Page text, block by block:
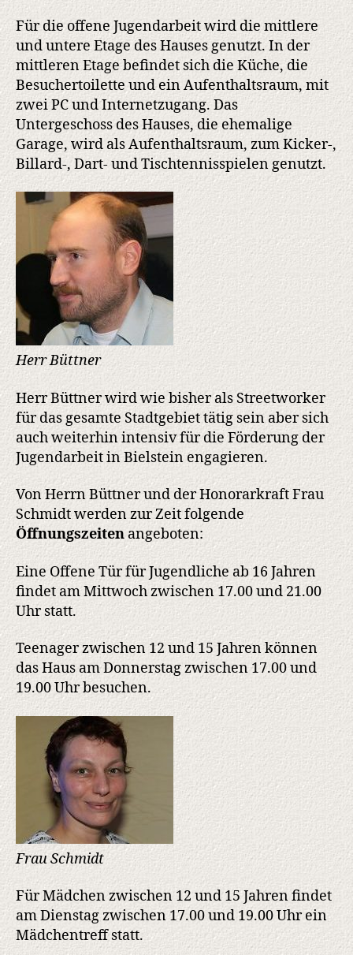
Für die offene Jugendarbeit wird die mittlere
und untere Etage des Hauses genutzt. In der
mittleren Etage befindet sich die Küche, die
Besuchertoilette und ein Aufenthaltsraum, mit
zwei PC und Internetzugang. Das
Untergeschoss des Hauses, die ehemalige
Garage, wird als Aufenthaltsraum, zum Kicker-,
Billard-, Dart- und Tischtennisspielen genutzt.
Herr Büttner
Herr Büttner wird wie bisher als Streetworker
für das gesamte Stadtgebiet tätig sein aber sich
auch weiterhin intensiv für die Förderung der
Jugendarbeit in Bielstein engagieren.
Von Herrn Büttner und der Honorarkraft Frau
Schmidt werden zur Zeit folgende
Öffnungszeiten angeboten:
Eine Offene Tür für Jugendliche ab 16 Jahren
findet am Mittwoch zwischen 17.00 und 21.00
Uhr statt.
Teenager zwischen 12 und 15 Jahren können
das Haus am Donnerstag zwischen 17.00 und
19.00 Uhr besuchen.
Frau Schmidt
Für Mädchen zwischen 12 und 15 Jahren findet
am Dienstag zwischen 17.00 und 19.00 Uhr ein
Mädchentreff statt.